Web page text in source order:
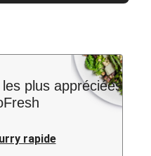
plus appréciées
rapide